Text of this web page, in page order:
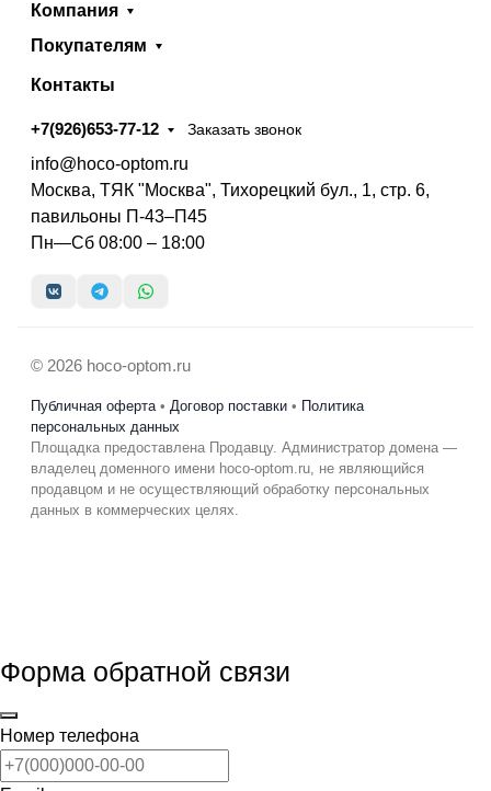
Компания
Покупателям
Контакты
+7(926)653-77-12 Заказать звонок
info@hoco-optom.ru
Москва, ТЯК "Москва", Тихорецкий бул., 1, стр. 6,
павильоны П-43–П45
Пн—Сб 08:00 – 18:00
© 2026 hoco-optom.ru
Публичная оферта• Договор поставки • Политика
персональных данных
Площадка предоставлена Продавцу. Администратор домена —
владелец доменного имени hoco-optom.ru, не являющийся
продавцом и не осуществляющий обработку персональных
данных в коммерческих целях.
Форма обратной связи
Номер телефона